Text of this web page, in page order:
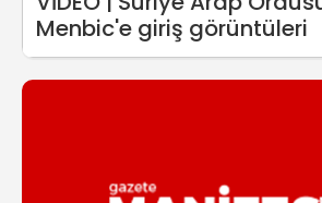
Menbic'e giriş görüntüleri